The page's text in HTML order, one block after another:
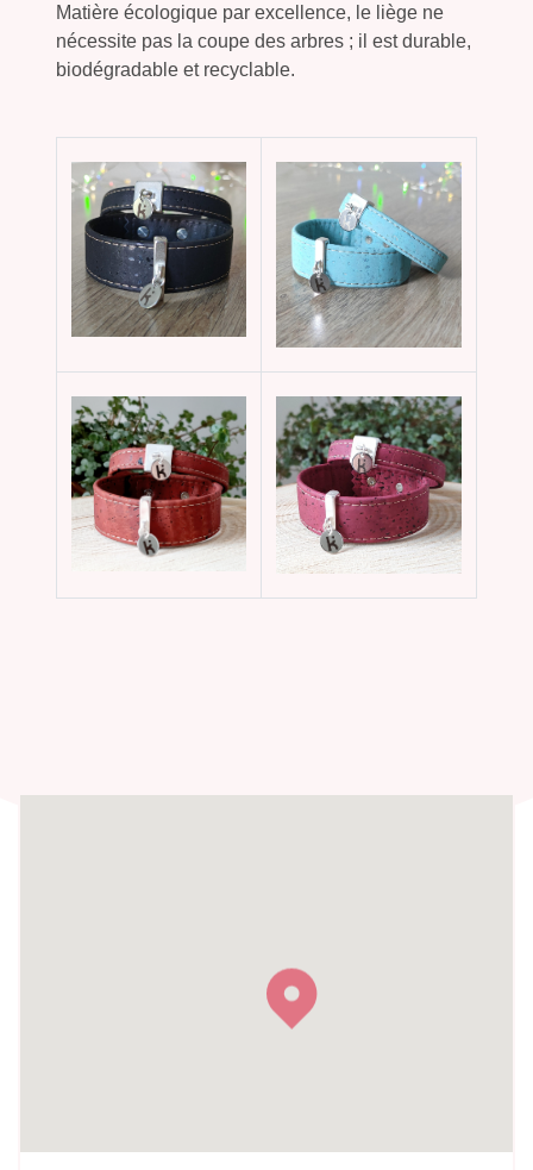
Matière écologique par excellence, le liège ne
nécessite pas la coupe des arbres ; il est durable,
biodégradable et recyclable.